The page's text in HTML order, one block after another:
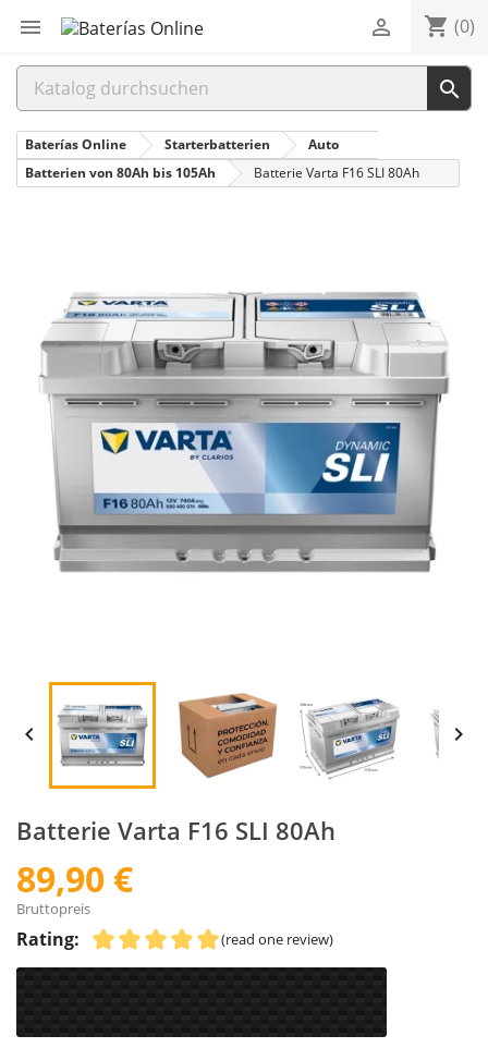
 shopping_cart (0)


Baterías Online Starterbatterien
Auto
Batterien von 80Ah bis 105Ah
Batterie Varta F16 SLI 80Ah
 
Batterie Varta F16 SLI 80Ah
89,90 €
Bruttopreis
Rating: (read one review)